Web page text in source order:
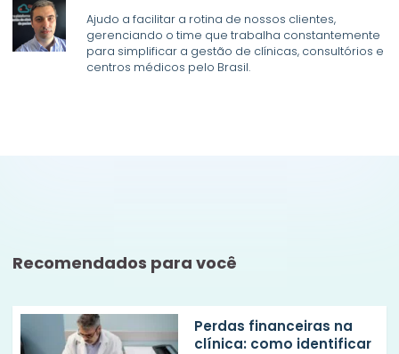
Ajudo a facilitar a rotina de nossos clientes,
gerenciando o time que trabalha constantemente
para simplificar a gestão de clínicas, consultórios e
centros médicos pelo Brasil.
Recomendados para você
Perdas financeiras na
clínica: como identificar